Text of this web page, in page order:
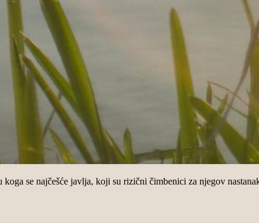
se najčešće javlja, koji su rizični čimbenici za njegov